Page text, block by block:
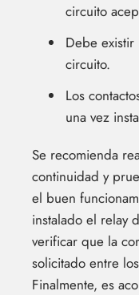
circuito
Debe
circuito.
Los
una vez
Se recomienda
continuidad y
el buen
instalado el relay
verificar que la
solicitado entre
Finalmente, es